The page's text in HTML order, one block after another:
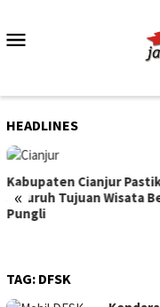
content
HEADLINES
«
Kabupaten Cianjur
Seluruh Tujuan Wisata
Pungli
TAG: DFSK